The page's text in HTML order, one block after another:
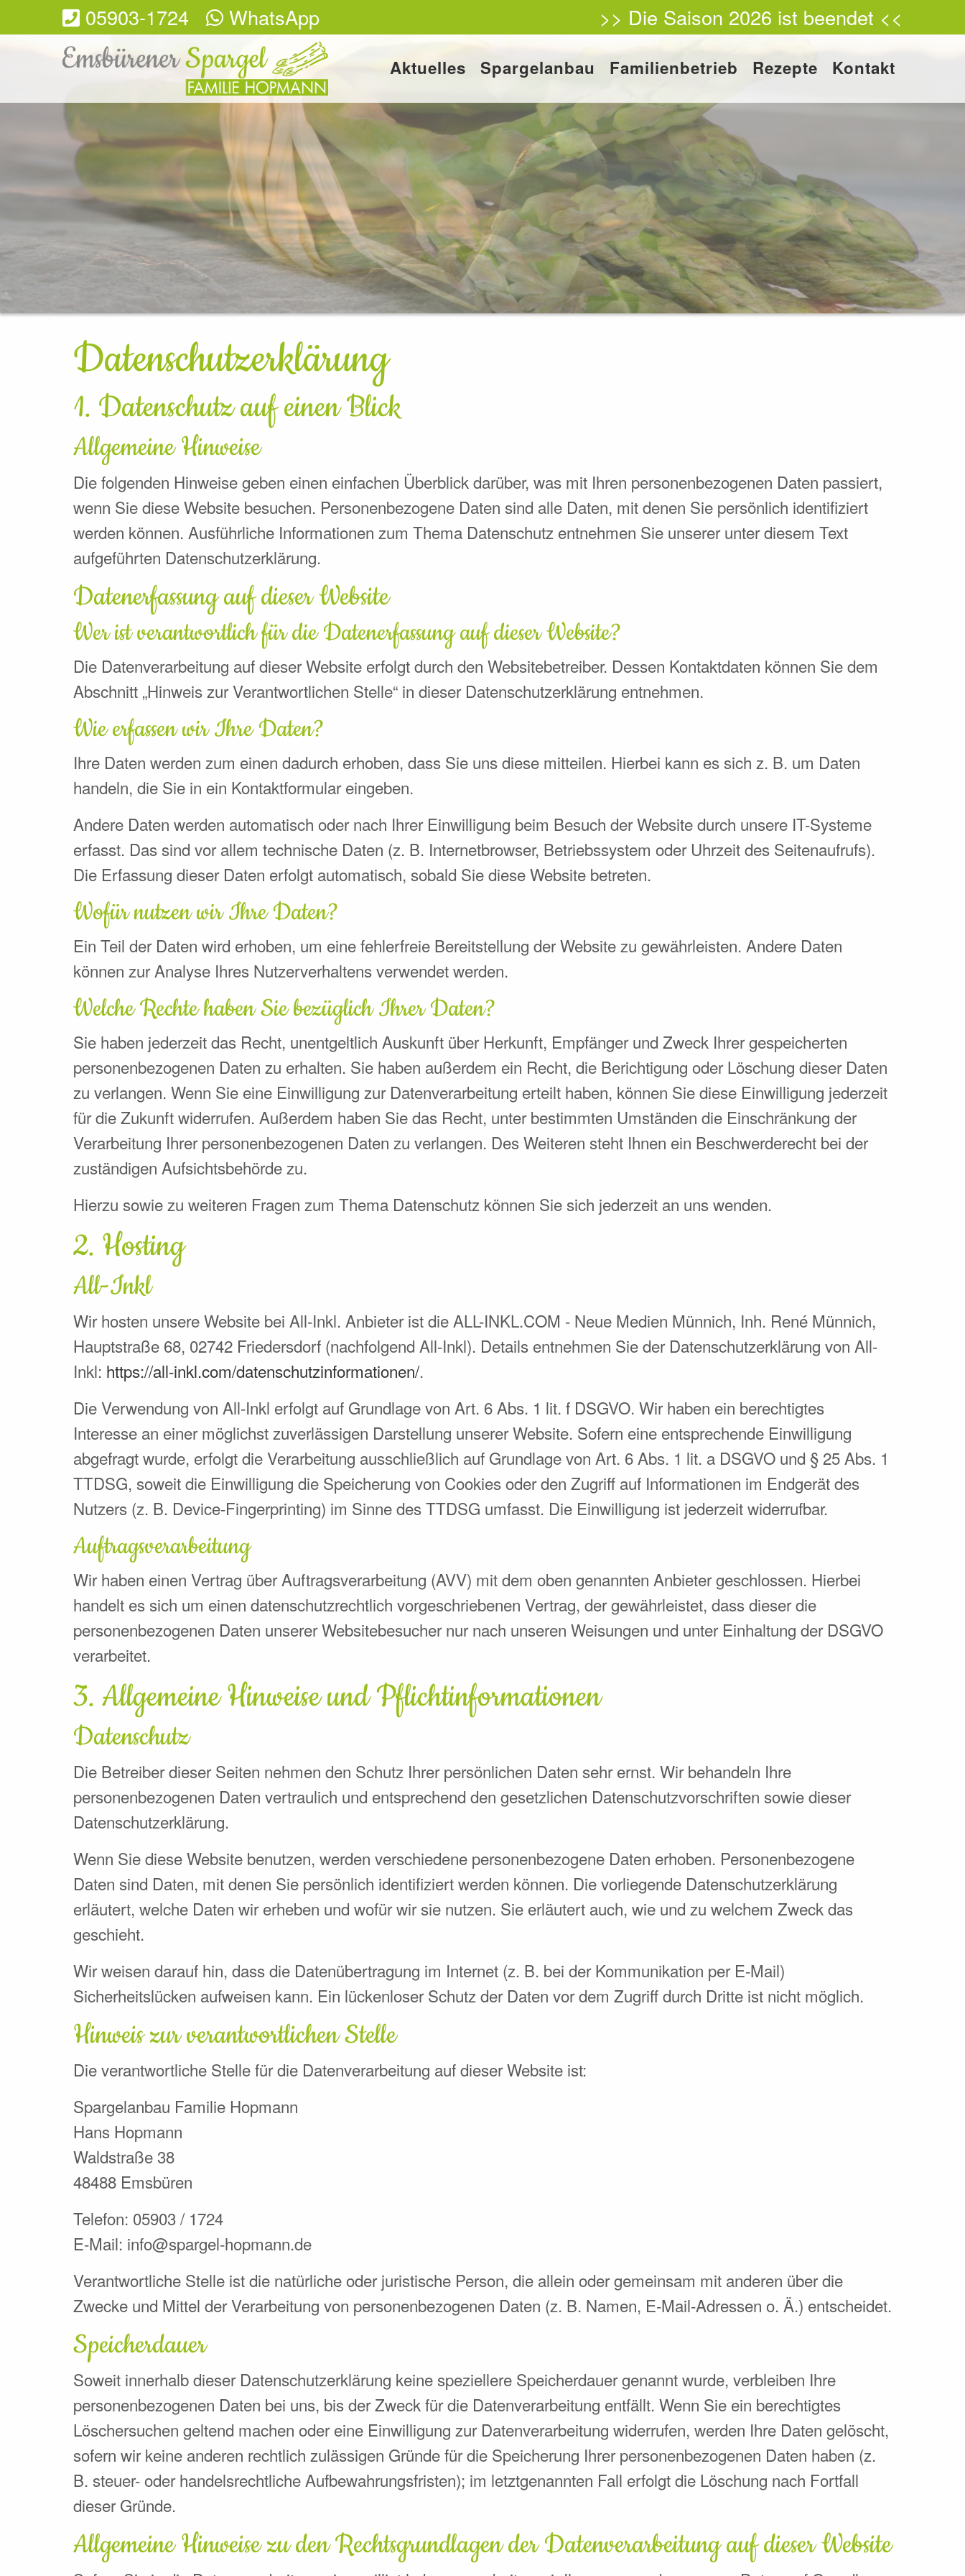
05903-1724 WhatsApp >> Die Saison 2026 ist beendet <<
Aktuelles Spargelanbau Familienbetrieb Rezepte Kontakt
Datenschutz­erklärung
1. Datenschutz auf einen Blick
Allgemeine Hinweise
Die folgenden Hinweise geben einen einfachen Überblick darüber, was mit Ihren personenbezogenen Daten passiert,
wenn Sie diese Website besuchen. Personenbezogene Daten sind alle Daten, mit denen Sie persönlich identifiziert
werden können. Ausführliche Informationen zum Thema Datenschutz entnehmen Sie unserer unter diesem Text
aufgeführten Datenschutzerklärung.
Datenerfassung auf dieser Website
Wer ist verantwortlich für die Datenerfassung auf dieser Website?
Die Datenverarbeitung auf dieser Website erfolgt durch den Websitebetreiber. Dessen Kontaktdaten können Sie dem
Abschnitt „Hinweis zur Verantwortlichen Stelle“ in dieser Datenschutzerklärung entnehmen.
Wie erfassen wir Ihre Daten?
Ihre Daten werden zum einen dadurch erhoben, dass Sie uns diese mitteilen. Hierbei kann es sich z. B. um Daten
handeln, die Sie in ein Kontaktformular eingeben.
Andere Daten werden automatisch oder nach Ihrer Einwilligung beim Besuch der Website durch unsere IT-Systeme
erfasst. Das sind vor allem technische Daten (z. B. Internetbrowser, Betriebssystem oder Uhrzeit des Seitenaufrufs).
Die Erfassung dieser Daten erfolgt automatisch, sobald Sie diese Website betreten.
Wofür nutzen wir Ihre Daten?
Ein Teil der Daten wird erhoben, um eine fehlerfreie Bereitstellung der Website zu gewährleisten. Andere Daten
können zur Analyse Ihres Nutzerverhaltens verwendet werden.
Welche Rechte haben Sie bezüglich Ihrer Daten?
Sie haben jederzeit das Recht, unentgeltlich Auskunft über Herkunft, Empfänger und Zweck Ihrer gespeicherten
personenbezogenen Daten zu erhalten. Sie haben außerdem ein Recht, die Berichtigung oder Löschung dieser Daten
zu verlangen. Wenn Sie eine Einwilligung zur Datenverarbeitung erteilt haben, können Sie diese Einwilligung jederzeit
für die Zukunft widerrufen. Außerdem haben Sie das Recht, unter bestimmten Umständen die Einschränkung der
Verarbeitung Ihrer personenbezogenen Daten zu verlangen. Des Weiteren steht Ihnen ein Beschwerderecht bei der
zuständigen Aufsichtsbehörde zu.
Hierzu sowie zu weiteren Fragen zum Thema Datenschutz können Sie sich jederzeit an uns wenden.
2. Hosting
All-Inkl
Wir hosten unsere Website bei All-Inkl. Anbieter ist die ALL-INKL.COM - Neue Medien Münnich, Inh. René Münnich,
Hauptstraße 68, 02742 Friedersdorf (nachfolgend All-Inkl). Details entnehmen Sie der Datenschutzerklärung von All-
Inkl: https://all-inkl.com/datenschutzinformationen/.
Die Verwendung von All-Inkl erfolgt auf Grundlage von Art. 6 Abs. 1 lit. f DSGVO. Wir haben ein berechtigtes
Interesse an einer möglichst zuverlässigen Darstellung unserer Website. Sofern eine entsprechende Einwilligung
abgefragt wurde, erfolgt die Verarbeitung ausschließlich auf Grundlage von Art. 6 Abs. 1 lit. a DSGVO und § 25 Abs. 1
TTDSG, soweit die Einwilligung die Speicherung von Cookies oder den Zugriff auf Informationen im Endgerät des
Nutzers (z. B. Device-Fingerprinting) im Sinne des TTDSG umfasst. Die Einwilligung ist jederzeit widerrufbar.
Auftragsverarbeitung
Wir haben einen Vertrag über Auftragsverarbeitung (AVV) mit dem oben genannten Anbieter geschlossen. Hierbei
handelt es sich um einen datenschutzrechtlich vorgeschriebenen Vertrag, der gewährleistet, dass dieser die
personenbezogenen Daten unserer Websitebesucher nur nach unseren Weisungen und unter Einhaltung der DSGVO
verarbeitet.
3. Allgemeine Hinweise und Pflicht­informationen
Datenschutz
Die Betreiber dieser Seiten nehmen den Schutz Ihrer persönlichen Daten sehr ernst. Wir behandeln Ihre
personenbezogenen Daten vertraulich und entsprechend den gesetzlichen Datenschutzvorschriften sowie dieser
Datenschutzerklärung.
Wenn Sie diese Website benutzen, werden verschiedene personenbezogene Daten erhoben. Personenbezogene
Daten sind Daten, mit denen Sie persönlich identifiziert werden können. Die vorliegende Datenschutzerklärung
erläutert, welche Daten wir erheben und wofür wir sie nutzen. Sie erläutert auch, wie und zu welchem Zweck das
geschieht.
Wir weisen darauf hin, dass die Datenübertragung im Internet (z. B. bei der Kommunikation per E-Mail)
Sicherheitslücken aufweisen kann. Ein lückenloser Schutz der Daten vor dem Zugriff durch Dritte ist nicht möglich.
Hinweis zur verantwortlichen Stelle
Die verantwortliche Stelle für die Datenverarbeitung auf dieser Website ist:
Spargelanbau Familie Hopmann
Hans Hopmann
Waldstraße 38
48488 Emsbüren
Telefon: 05903 / 1724
E-Mail: info@spargel-hopmann.de
Verantwortliche Stelle ist die natürliche oder juristische Person, die allein oder gemeinsam mit anderen über die
Zwecke und Mittel der Verarbeitung von personenbezogenen Daten (z. B. Namen, E-Mail-Adressen o. Ä.) entscheidet.
Speicherdauer
Soweit innerhalb dieser Datenschutzerklärung keine speziellere Speicherdauer genannt wurde, verbleiben Ihre
personenbezogenen Daten bei uns, bis der Zweck für die Datenverarbeitung entfällt. Wenn Sie ein berechtigtes
Löschersuchen geltend machen oder eine Einwilligung zur Datenverarbeitung widerrufen, werden Ihre Daten gelöscht,
sofern wir keine anderen rechtlich zulässigen Gründe für die Speicherung Ihrer personenbezogenen Daten haben (z.
B. steuer- oder handelsrechtliche Aufbewahrungsfristen); im letztgenannten Fall erfolgt die Löschung nach Fortfall
dieser Gründe.
Allgemeine Hinweise zu den Rechtsgrundlagen der Datenverarbeitung auf dieser Website